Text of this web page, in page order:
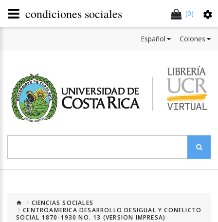
(0)
Colones
Español
CIENCIAS SOCIALES
CENTROAMERICA DESARROLLO DESIGUAL Y CONFLICTO
SOCIAL 1870-1930 NO. 13 (VERSION IMPRESA)
condiciones sociales